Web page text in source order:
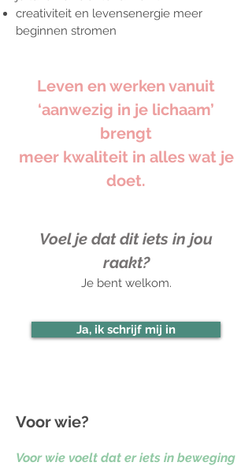
creativiteit en levensenergie meer
beginnen stromen
Leven en werken vanuit
‘aanwezig in je lichaam’
brengt
meer kwaliteit in alles wat je
doet.
Voel je dat dit iets in jou
raakt?
Je bent welkom.
Voor wie?
Voor wie voelt dat er iets in beweging
Ja, ik schrijf mij in